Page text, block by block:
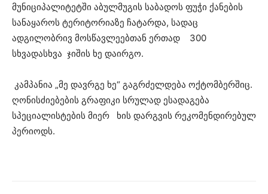
მუნიციპალიტეტში აბულმუგის საბადოს ფუჭი ქანების
სანაყაროს ტერიტორიაზე ჩატარდა, სადაც
ადგილობრივ მოსწავლეებთან ერთად 300
სხვადასხვა ჯიშის ხე დაირგო.
კამპანია „მე დავრგე ხე“ გაგრძელდება ოქტომბერშიც.
ღონისძიებების გრაფიკი სრულად ესადაგება
სპეციალისტების მიერ ხის დარგვის რეკომენდირებულ
პერიოდს.